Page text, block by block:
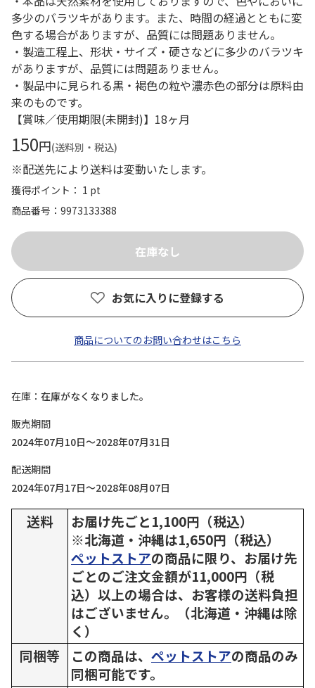
多少のバラツキがあります。また、時間の経過とともに変
色する場合がありますが、品質には問題ありません。
・製造工程上、形状・サイズ・硬さなどに多少のバラツキ
がありますが、品質には問題ありません。
・製品中に見られる黒・褐色の粒や濃赤色の部分は原料由
来のものです。
【賞味／使用期限(未開封)】18ヶ月
150円(送料別・税込)
※配送先により送料は変動いたします。
獲得ポイント： 1 pt
商品番号
9973133388
お気に入りに登録する
商品についてのお問い合わせはこちら
在庫
在庫がなくなりました。
販売期間
2024年07月10日～2028年07月31日
配送期間
2024年07月17日～2028年08月07日
送料
お届け先ごと1,100円（税込）
※北海道・沖縄は1,650円（税込）
ペットストアの商品に限り、お届け先
ごとのご注文金額が11,000円（税
込）以上の場合は、お客様の送料負担
はございません。（北海道・沖縄は除
く）
同梱等
この商品は、 ペットストアの商品のみ
同梱可能です。